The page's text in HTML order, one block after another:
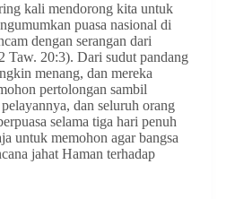
kali mendorong kita untuk
puasa nasional di
dengan serangan dari
Taw. 20:3). Dari sudut pandang
menang, dan mereka
pertolongan sambil
dan seluruh orang
selama tiga hari penuh
untuk memohon agar bangsa
jahat Haman terhadap